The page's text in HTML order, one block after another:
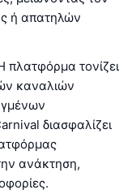
ή απατηλών
πλατφόρμα τονίζει
καναλιών
διασφαλίζει
ανάκτηση,